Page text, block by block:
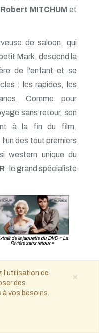
Robert MITCHUMet
de saloon, qui
Mark, descend la
de l'enfant et se
: les rapides, les
Comme pour
sans retour, son
à la fin du film.
des tout premiers
western unique du
, le grand spécialiste
de la jaquette du DVD « La
Rivière sans retour »
qui s'est illustré
×
l'utilisation de
des
vos besoins.